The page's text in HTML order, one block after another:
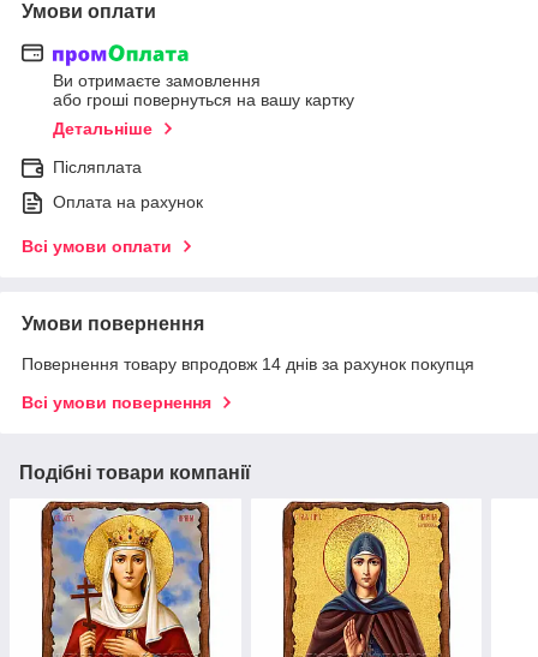
Умови оплати
Ви отримаєте замовлення
або гроші повернуться на вашу картку
Детальніше
Післяплата
Оплата на рахунок
Всі умови оплати
Умови повернення
Повернення товару впродовж 14 днів за рахунок покупця
Всі умови повернення
Подібні товари компанії